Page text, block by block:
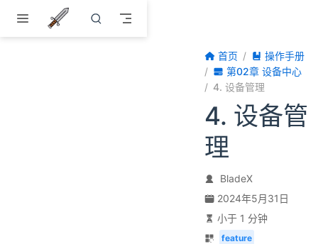
首页
操作手册
第02章 设备中心
4. 设备管理
4. 设备管
理
BladeX
2024年5月31日
小于 1 分钟
feature